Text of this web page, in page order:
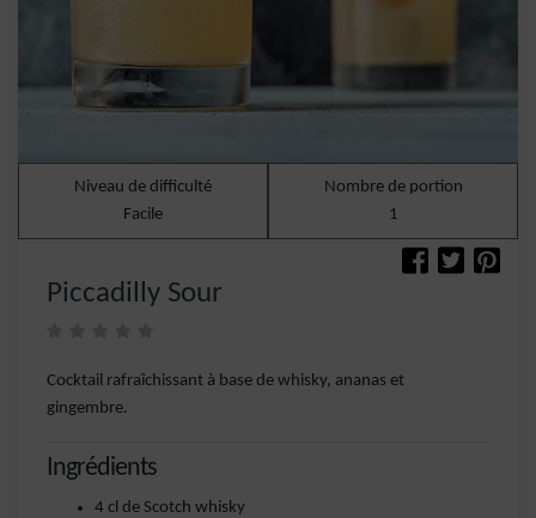
Niveau de difficulté
Facile
Nombre de portion
1
Piccadilly Sour
Cocktail rafraîchissant à base de whisky, ananas et
gingembre.
Ingrédients
4 cl de Scotch whisky